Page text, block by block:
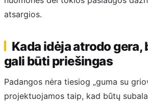
atsargios.
Kada idėja atrodo gera,
gali būti priešingas
Padangos nėra tiesiog „guma su
projektuojamos taip, kad būtų